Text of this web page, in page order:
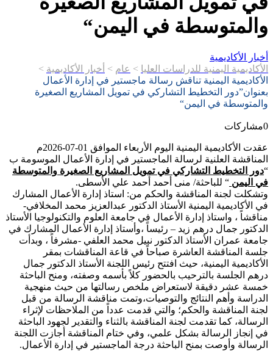
والمتوسطة في اليمن“
أخبار الأكاديمية
الأكاديمية اليمنية للدراسات العليا > عام > أخبار الأكاديمية >
الأكاديمية اليمنية تناقش رسالة ماجستير في إدارة الأعمال
بعنوان”دور التخطيط التشاركي في تمويل المشاريع الصغيرة
والمتوسطة في اليمن“
0مشاركات
عقدت الأكاديمية اليمنية اليوم الأربعاء الموافق 01-07-2026م
المناقشة العلنية لرسالة الماجستير في إدارة الأعمال الموسومة ب
“دور التخطيط التشاركي في تمويل المشاريع الصغيرة والمتوسطة
في اليمن “ للباحثة/ منى أحمد أحمد علي الأسطى.
وتشكلت لجنة المناقشة والحكم من: استاذ إدارة الأعمال المشارك
في الأكاديمية اليمنية الأستاذ الدكتور عبدالعزيز محمد المخلافي-
مناقشاً ، واستاذ إدارة الأعمال في جامعة العلوم والتكنولوجيا الأستاذ
الدكتور جمال درهم زيد – رئيساً ،وأستاذ إدارة الأعمال المشارك في
جامعة عمران الأستاذ الدكتور نبيل محمد العلفي -مشرفاً ، وبدأت
جلسة المناقشة العاشرة صباحاً في قاعة المناقشات بمقر
الأكاديمية اليمنية، حيث افتتح رئيس اللجنة الأستاذ الدكتور جمال
درهم الجلسة بالترحيب بالحضور كلاً بأسمه وصفته، ومنح الباحثة
خمسة عشر دقيقة لاستعراض ملخص رسالتها من حيث منهجية
الدراسة وأهم النتائج والتوصيات،وتمت مناقشة الرسالة من قبل
لجنة المناقشة والحكم؛ والتي قدمت عدداً من الملاحظات لإثراء
الرسالة، كما تقدمت لجنة المناقشة بالثناء والتقدير لجهود الباحثة
في إنجاز الرسالة بشكل علمي، وفي ختام المناقشة أجازت اللجنة
الرسالة وأوصت بمنح الباحثة درجة الماجستير في إدارة الأعمال.